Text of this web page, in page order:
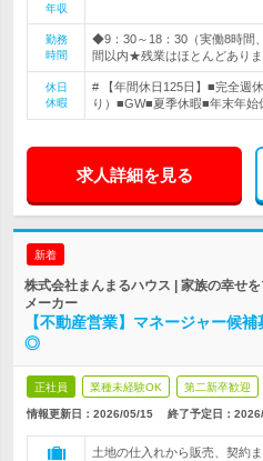
年収
勤務
時間
◆9：30～18：30（実働8時間
間以内★残業はほとんどあり
休日
休暇
# 【年間休日125日】■完全週
り）■GW■夏季休暇■年末年始
求人詳細を見る
新着
株式会社まんまるハウス | 家族の幸せ
メーカー
【不動産営業】マネージャー候
◎
正社員 業種未経験OK 第二新卒歓迎
情報更新日：2026/05/15 終了予定日：
土地の仕入れから販売、契約